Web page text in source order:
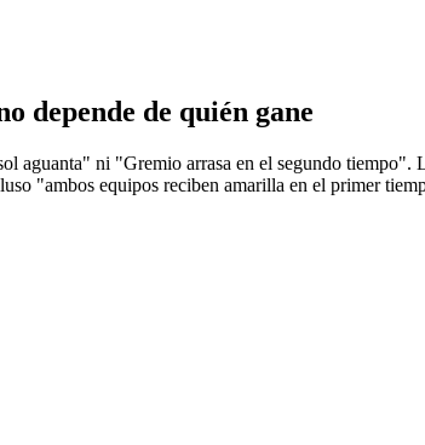
depende de quién gane
aguanta" ni "Gremio arrasa en el segundo tiempo".
"ambos equipos reciben amarilla en el primer